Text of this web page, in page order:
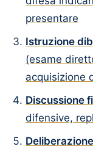
presentare
Istruzione
(esame
acquisizione
Discussione
difensive,
Deliberazione